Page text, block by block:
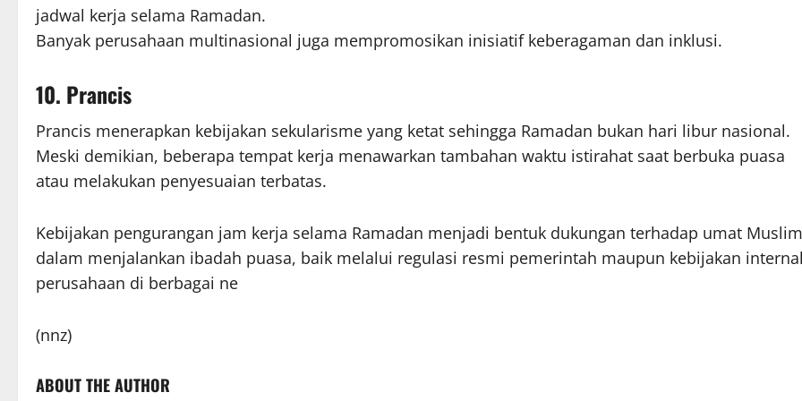
jadwal kerja selama Ramadan.
Banyak perusahaan multinasional juga mempromosikan inisiatif keberagaman dan inklusi.
10. Prancis
Prancis menerapkan kebijakan sekularisme yang ketat sehingga Ramadan bukan hari libur nasional.
Meski demikian, beberapa tempat kerja menawarkan tambahan waktu istirahat saat berbuka puasa
atau melakukan penyesuaian terbatas.
Kebijakan pengurangan jam kerja selama Ramadan menjadi bentuk dukungan terhadap umat Muslim
dalam menjalankan ibadah puasa, baik melalui regulasi resmi pemerintah maupun kebijakan
perusahaan di berbagai ne
(nnz)
ABOUT THE AUTHOR